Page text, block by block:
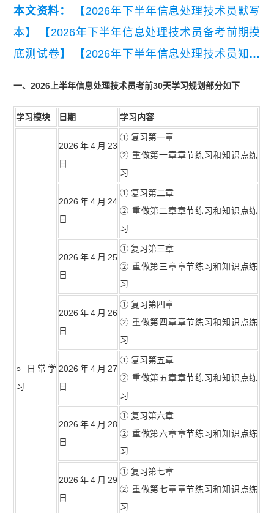
本文资料：
【2026年下半年信息处理技术员默写
本】
【2026年下半年信息处理技术员备考前期摸
底测试卷】
【2026年下半年信息处理技术员知识
表】 【2026年下半年信息处理技术员考试简介】
【2026年5月软考各科真题及答案汇总】
信息处理技术员68道高频真题】 【2026年信息处
理技术员重要知识点100条】 【2020-2021年软考
信息处理技术员真题汇总】
一、2026上半年信息处理技术员考前30天学习规划部分如下
学习模块 日期 学习内容
○ 日常学
习
2026年4月23
日
① 复习第一章
② 重做第一章章节练习和知识点练
习
2026年4月24
日
① 复习第二章
② 重做第二章章节练习和知识点练
习
2026年4月25
日
① 复习第三章
② 重做第三章章节练习和知识点练
习
2026年4月26
日
① 复习第四章
② 重做第四章章节练习和知识点练
习
2026年4月27
日
① 复习第五章
② 重做第五章章节练习和知识点练
习
2026年4月28
日
① 复习第六章
② 重做第六章章节练习和知识点练
习
2026年4月29
日
① 复习第七章
② 重做第七章章节练习和知识点练
习